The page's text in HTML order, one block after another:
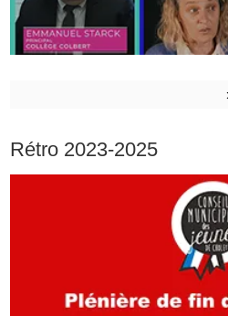
Rétro 2023-2025